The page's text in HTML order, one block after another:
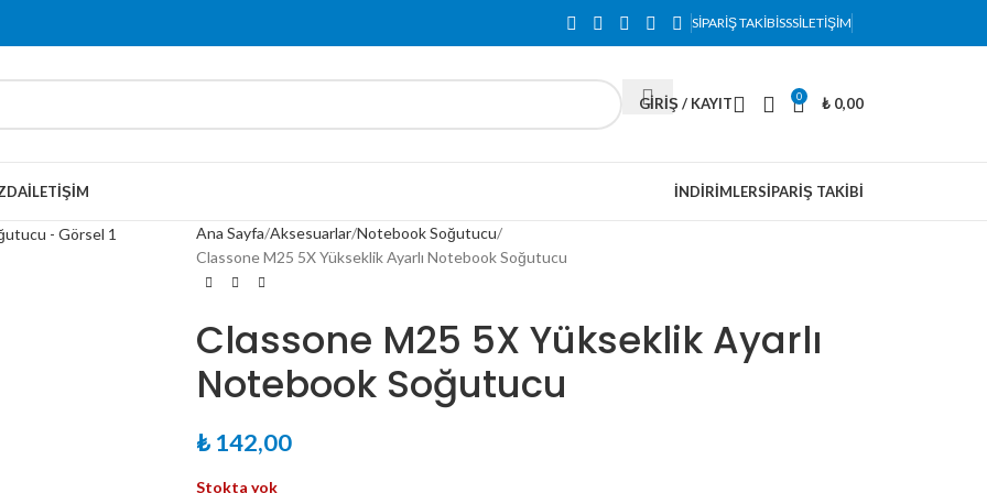
SIPARIŞ TAKIBISSSİLETIŞIM
GIRIŞ / KAYIT 0 ₺ 0,00
İLETIŞIM İNDIRIMLERSIPARIŞ TAKIBI
Ana Sayfa Aksesuarlar Notebook Soğutucu
Classone M25 5X Yükseklik Ayarlı Notebook Soğutucu
Classone M25 5X Yükseklik Ayarlı
Notebook Soğutucu
₺142,00
Stokta yok